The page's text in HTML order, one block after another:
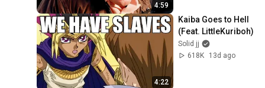
4:59
4:22
Kaiba Goes to Hell
(Feat. LittleKuriboh)
Solid jj
618K
13d ago